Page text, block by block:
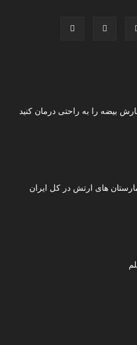
بیضه را به راحتی درمان کنید
های ارتش در کل ایران